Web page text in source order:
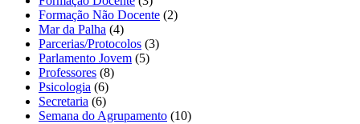
Formação Não Docente (2)
Mar da Palha (4)
Parcerias/Protocolos (3)
Parlamento Jovem (5)
Professores (8)
Psicologia (6)
Secretaria (6)
Semana do Agrupamento (10)